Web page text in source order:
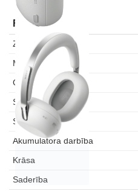
FUNKCIJA
Zīmols
Modelis
Garantija
Svars
Savienojamība
Akumulatora darbība
Krāsa
Saderība